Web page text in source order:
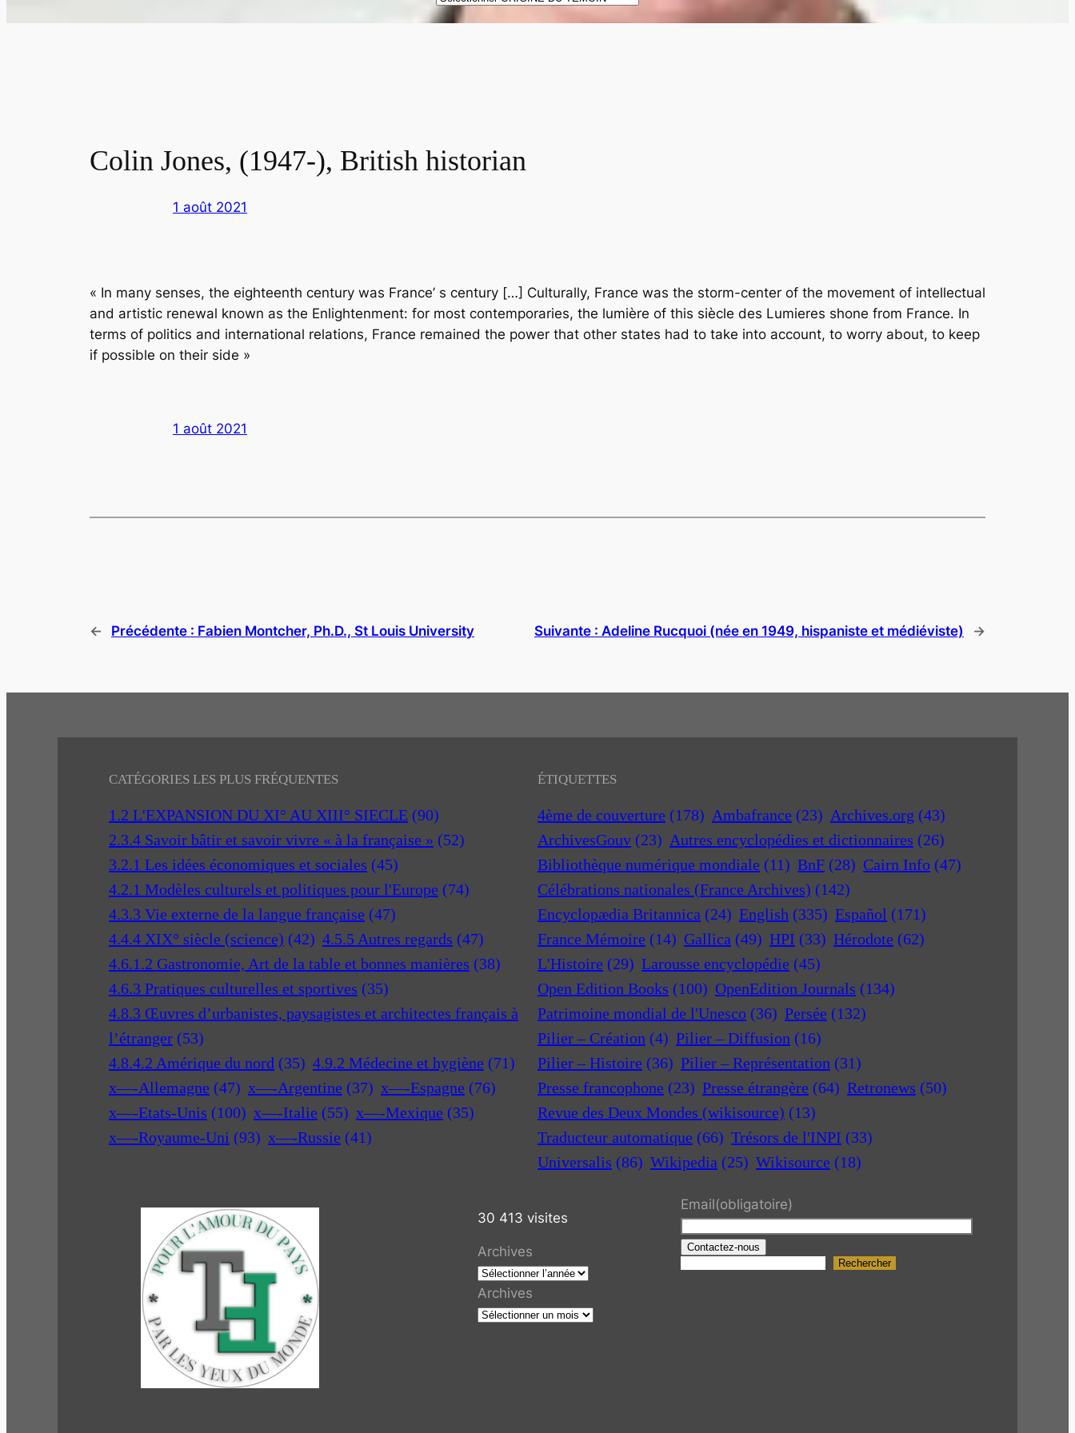
DES
Colin Jones, (1947-), British historian
1 août 2021
« In many senses, the eighteenth century was France’ s century […] Culturally, France was the storm-center of the movement of intellectual
and artistic renewal known as the Enlightenment: for most contemporaries, the lumière of this siècle des Lumieres shone from France. In
terms of politics and international relations, France remained the power that other states had to take into account, to worry about, to keep
if possible on their side »
1 août 2021
← Précédente : Fabien Montcher, Ph.D., St Louis University Suivante : Adeline Rucquoi (née en 1949, hispaniste et médiéviste) →
CATÉGORIES LES PLUS FRÉQUENTES
1.2 L'EXPANSION DU XI° AU XIII° SIECLE (90)
2.3.4 Savoir bâtir et savoir vivre « à la française » (52)
3.2.1 Les idées économiques et sociales (45)
4.2.1 Modèles culturels et politiques pour l'Europe (74)
4.3.3 Vie externe de la langue française (47)
4.4.4 XIX° siècle (science) (42) 4.5.5 Autres regards (47)
4.6.1.2 Gastronomie, Art de la table et bonnes manières (38)
4.6.3 Pratiques culturelles et sportives (35)
4.8.3 Œuvres d’urbanistes, paysagistes et architectes français à
l’étranger (53)
4.8.4.2 Amérique du nord (35) 4.9.2 Médecine et hygiène (71)
x—-Allemagne (47) x—-Argentine (37) x—-Espagne (76)
x—-Etats-Unis (100) x—-Italie (55) x—-Mexique (35)
x—-Royaume-Uni (93) x—-Russie (41)
ÉTIQUETTES
4ème de couverture (178) Ambafrance (23) Archives.org (43)
ArchivesGouv (23) Autres encyclopédies et dictionnaires (26)
Bibliothèque numérique mondiale (11) BnF (28) Cairn Info (47)
Célébrations nationales (France Archives) (142)
Encyclopædia Britannica (24) English (335) Español (171)
France Mémoire (14) Gallica (49) HPI (33) Hérodote (62)
L'Histoire (29) Larousse encyclopédie (45)
Open Edition Books (100) OpenEdition Journals (134)
Patrimoine mondial de l'Unesco (36) Persée (132)
Pilier – Création (4) Pilier – Diffusion (16)
Pilier – Histoire (36) Pilier – Représentation (31)
Presse francophone (23) Presse étrangère (64) Retronews (50)
Revue des Deux Mondes (wikisource) (13)
Traducteur automatique (66) Trésors de l'INPI (33)
Universalis (86) Wikipedia (25) Wikisource (18)
30 413 visites
Archives
Archives
Email(obligatoire)
Contactez-nous
Rechercher